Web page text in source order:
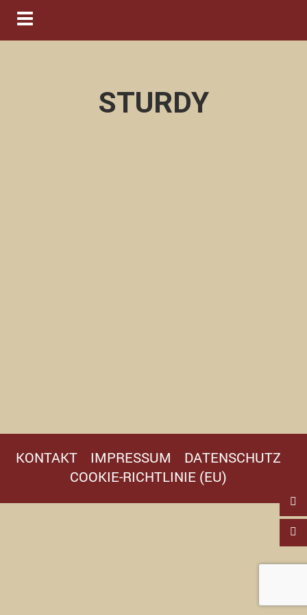
Navigation ein-/ausblenden
STURDY
KONTAKT IMPRESSUM
DATENSCHUTZ
COOKIE-RICHTLINIE (EU)